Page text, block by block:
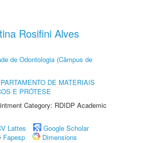
Rosifini Alves
de Odontologia (Câmpus de
DE MATERIAIS
E PRÓTESE
Category: RDIDP Academic
Lattes
Google Scholar
Fapesp
Dimensions